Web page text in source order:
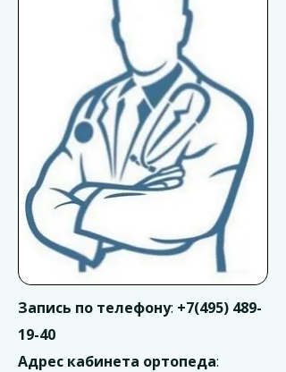
Запись по телефону: +7(495) 489-
19-40
Адрес кабинета ортопеда: